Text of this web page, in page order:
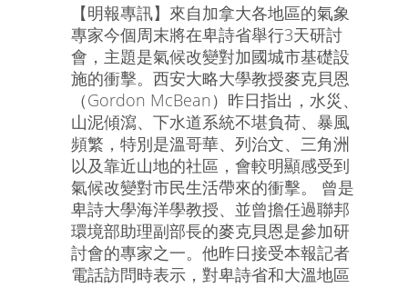
【明報專訊】來自加拿大各地區的氣象
專家今個周末將在卑詩省舉行3天研討
會，主題是氣候改變對加國城市基礎設
施的衝擊。西安大略大學教授麥克貝恩
（Gordon McBean）昨日指出，水災、
山泥傾瀉、下水道系統不堪負荷、暴風
頻繁，特別是溫哥華、列治文、三角洲
以及靠近山地的社區，會較明顯感受到
氣候改變對市民生活帶來的衝擊。 曾是
卑詩大學海洋學教授、並曾擔任過聯邦
環境部助理副部長的麥克貝恩是參加研
討會的專家之一。他昨日接受本報記者
電話訪問時表示，對卑詩省和大溫地區